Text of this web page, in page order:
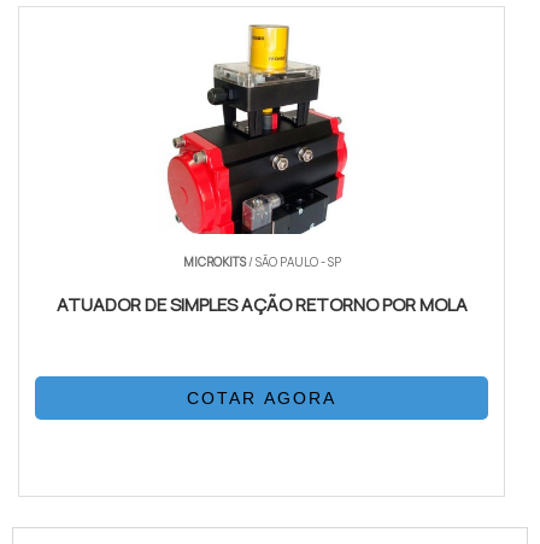
MICROKITS/ SÃO PAULO - SP
ATUADOR DE SIMPLES AÇÃO RETORNO POR MOLA
COTAR AGORA